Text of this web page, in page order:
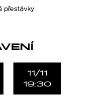
přestávky
11/11
19:30